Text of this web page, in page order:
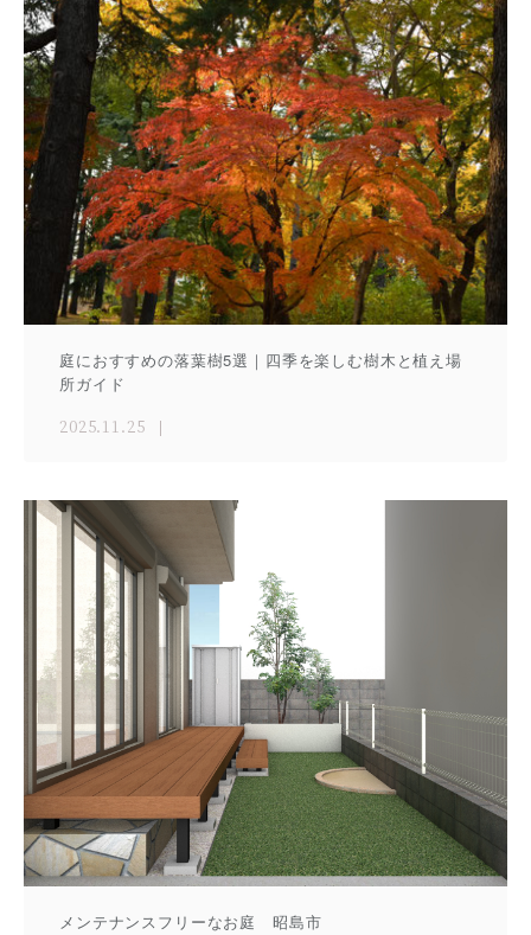
庭におすすめの落葉樹5選｜四季を楽しむ樹木と植え場
所ガイド
2025.11.25
メンテナンスフリーなお庭 昭島市